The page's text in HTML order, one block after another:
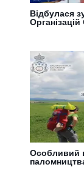
Відбулася
Особливий